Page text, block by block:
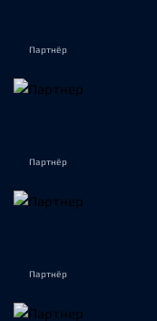
Партнёр
Партнёр
Партнёр